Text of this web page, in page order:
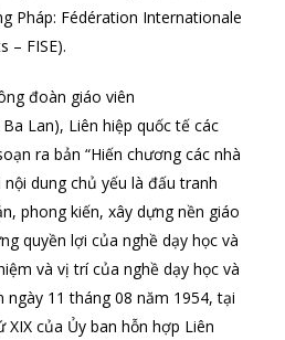
Pháp: Fédération Internationale
– FISE).
đoàn giáo viên
Lan), Liên hiệp quốc tế các
ra bản “Hiến chương các nhà
dung chủ yếu là đấu tranh
phong kiến, xây dựng nền giáo
quyền lợi của nghề dạy học và
và vị trí của nghề dạy học và
ngày 11 tháng 08 năm 1954, tại
của Ủy ban hỗn hợp Liên